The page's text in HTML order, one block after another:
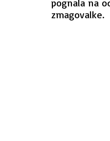
pognala na
zmagovalke.